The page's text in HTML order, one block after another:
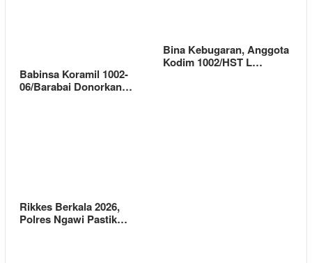
Babinsa Koramil 1002-
06/Barabai Donorkan…
Bina Kebugaran, Anggota
Kodim 1002/HST L…
Rikkes Berkala 2026,
Polres Ngawi Pastik…